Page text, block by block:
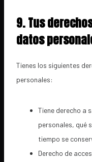
9. Tus
datos
Tienes los siguientes
personales:
Tiene derecho a
personales, qué
tiempo se
Derecho de